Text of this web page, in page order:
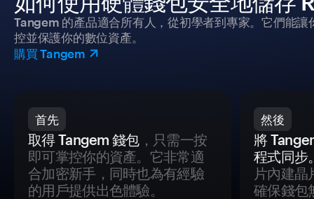
Tangem 的產品適合所有人，從初學者到專家。它們能
控並保護你的數位資產。
購買 Tangem
首先
取得 Tangem 錢包，只需一按
即可掌控你的資產。它非常適
合加密新手，同時也為有經驗
的用戶提供出色體驗。
然後
將
程式同步
片內建晶
確保錢包